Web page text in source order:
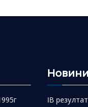
Новини
IB